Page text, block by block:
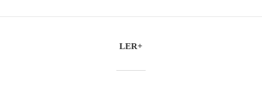
LER+